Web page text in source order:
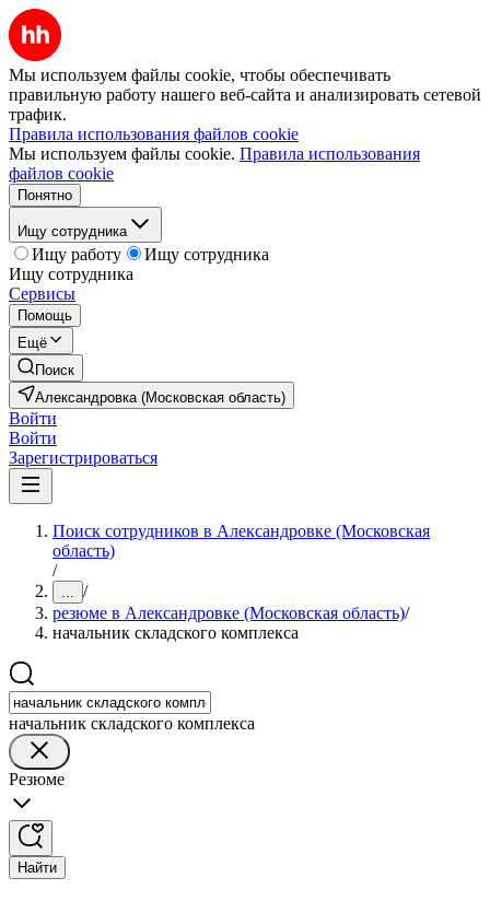
Мы используем файлы cookie, чтобы обеспечивать
правильную работу нашего веб-сайта и анализировать сетевой
трафик.
Правила использования файлов cookie
Мы используем файлы cookie. Правила использования
файлов cookie
Понятно
Ищу сотрудника
Ищу работу
Ищу сотрудника
Ищу сотрудника
Сервисы
Помощь
Ещё
Поиск
Александровка (Московская область)
Войти
Войти
Зарегистрироваться
Поиск сотрудников в Александровке (Московская
область)
/
... /
резюме в Александровке (Московская область)/
начальник складского комплекса
начальник складского комплекса
Резюме
Найти